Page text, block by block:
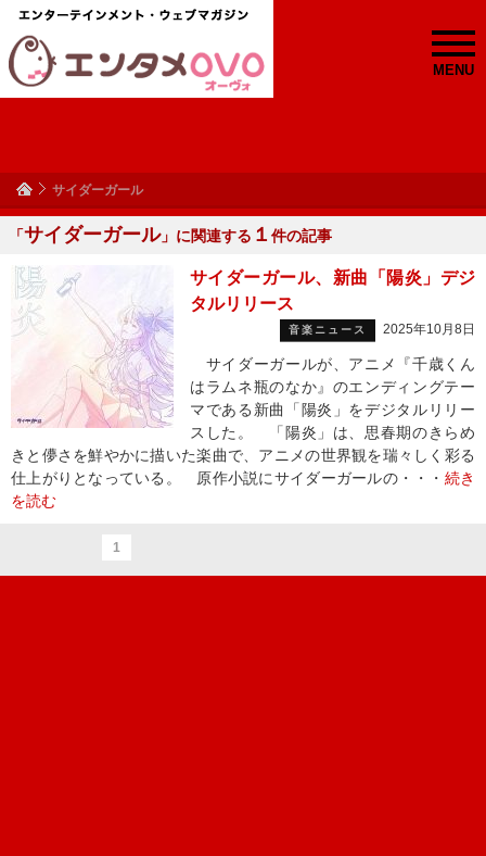
MENU
サイダーガール
「サイダーガール」に関連する １ 件の記事
サイダーガール、新曲「陽炎」デジ
タルリリース
音楽ニュース 2025年10月8日
サイダーガールが、アニメ『千歳くん
はラムネ瓶のなか』のエンディングテー
マである新曲「陽炎」をデジタルリリー
スした。 「陽炎」は、思春期のきらめ
きと儚さを鮮やかに描いた楽曲で、アニメの世界観を瑞々しく彩る
仕上がりとなっている。 原作小説にサイダーガールの・・・ 続き
を読む
1